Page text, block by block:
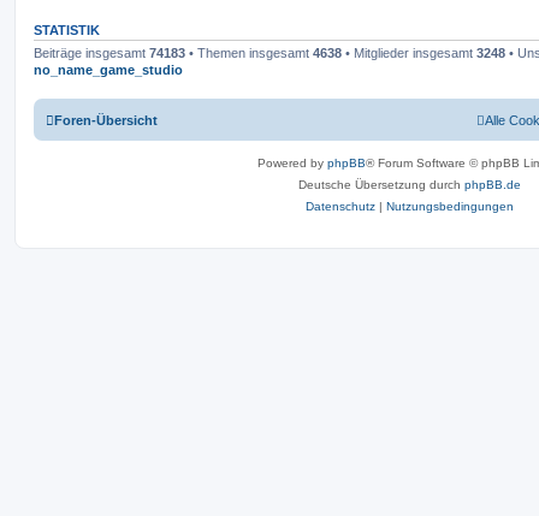
STATISTIK
Beiträge insgesamt 74183 • Themen insgesamt 4638 • Mitglieder insgesamt 3248 •
no_name_game_studio
Foren-Übersicht Alle
Powered by phpBB® Forum Software © phpBB
Deutsche Übersetzung durch phpBB.de
Datenschutz | Nutzungsbedingungen